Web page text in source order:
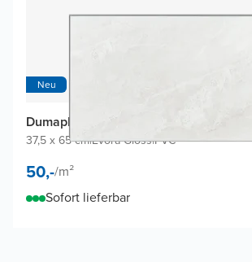
Neu
Dumaplast Dumawall+ Wandfliesen (8
37,5 x 65 cm|Evora Gloss|PVC
50,-/m²
Sofort lieferbar